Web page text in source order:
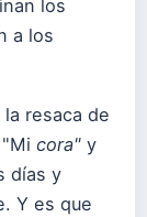
los
a los
la resaca de
cora" y
días y
Y es que